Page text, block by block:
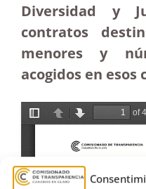
Diversidad y
contratos
menores y
acogidos en esos